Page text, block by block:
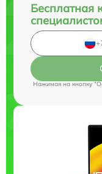
Бесплатная
Нажимая на кнопку